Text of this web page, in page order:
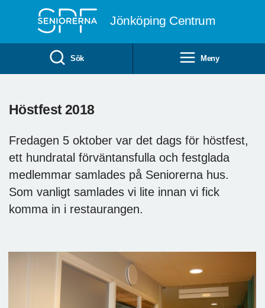
Jönköping Centrum
Sök Meny
Höstfest 2018
Fredagen 5 oktober var det dags för höstfest,
ett hundratal förväntansfulla och festglada
medlemmar samlades på Seniorerna hus.
Som vanligt samlades vi lite innan vi fick
komma in i restaurangen.